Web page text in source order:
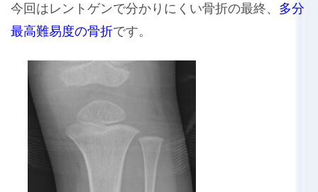
今回はレントゲンで分かりにくい骨折の最終、 多分
最高難易度の骨折です。